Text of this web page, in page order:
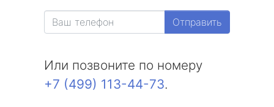
Отправить
Или позвоните по номеру
+7 (499) 113-44-73.